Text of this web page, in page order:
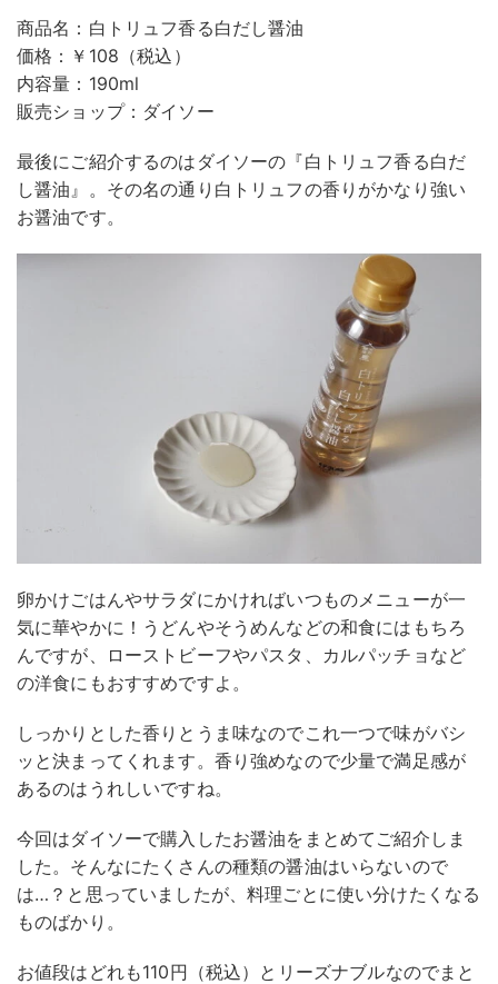
商品名：白トリュフ香る白だし醤油
価格：￥108（税込）
内容量：190ml
販売ショップ：ダイソー
最後にご紹介するのはダイソーの『白トリュフ香る白だ
し醤油』。その名の通り白トリュフの香りがかなり強い
お醤油です。
卵かけごはんやサラダにかければいつものメニューが一
気に華やかに！うどんやそうめんなどの和食にはもちろ
んですが、ローストビーフやパスタ、カルパッチョなど
の洋食にもおすすめですよ。
しっかりとした香りとうま味なのでこれ一つで味がバシ
ッと決まってくれます。香り強めなので少量で満足感が
あるのはうれしいですね。
今回はダイソーで購入したお醤油をまとめてご紹介しま
した。そんなにたくさんの種類の醤油はいらないので
は…？と思っていましたが、料理ごとに使い分けたくなる
ものばかり。
お値段はどれも110円（税込）とリーズナブルなのでまと